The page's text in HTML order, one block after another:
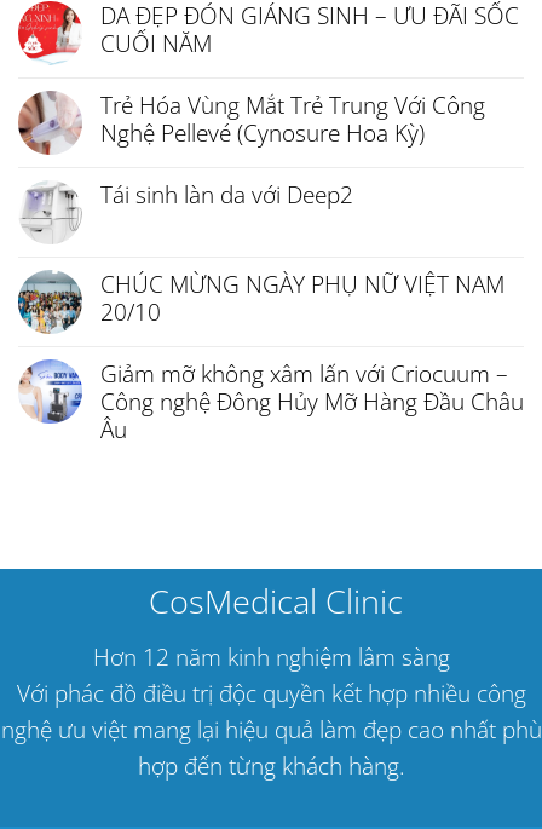
DA ĐẸP ĐÓN GIÁNG SINH – ƯU ĐÃI SỐC
CUỐI NĂM
Trẻ Hóa Vùng Mắt Trẻ Trung Với Công
Nghệ Pellevé (Cynosure Hoa Kỳ)
Tái sinh làn da với Deep2
CHÚC MỪNG NGÀY PHỤ NỮ VIỆT NAM
20/10
Giảm mỡ không xâm lấn với Criocuum –
Công nghệ Đông Hủy Mỡ Hàng Đầu Châu
Âu
CosMedical Clinic
Hơn 12 năm kinh nghiệm lâm sàng
Với phác đồ điều trị độc quyền kết hợp nhiều công
nghệ ưu việt mang lại hiệu quả làm đẹp cao nhất phù
hợp đến từng khách hàng.